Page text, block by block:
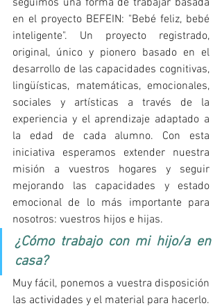
seguimos una forma de trabajar basada
en el proyecto BEFEIN: "Bebé feliz, bebé
inteligente". Un proyecto registrado,
original, único y pionero basado en el
desarrollo de las capacidades cognitivas,
lingüísticas, matemáticas, emocionales,
sociales y artísticas a través de la
experiencia y el aprendizaje adaptado a
la edad de cada alumno. Con esta
iniciativa esperamos extender nuestra
misión a vuestros hogares y seguir
mejorando las capacidades y estado
emocional de lo más importante para
nosotros: vuestros hijos e hijas.
¿Cómo trabajo con mi hijo/a en
casa?
Muy fácil, ponemos a vuestra disposición
las actividades y el material para hacerlo.